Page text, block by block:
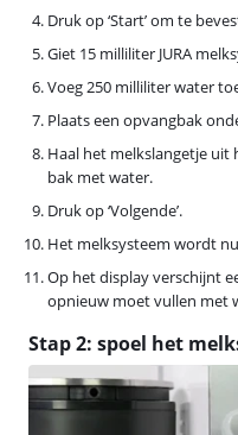
Druk op ‘Start’ om te
Giet 15 milliliter JURA
Voeg 250 milliliter water
Plaats een opvangbak
Haal het melkslangetje uit
bak met water.
Druk op ‘Volgende’.
Het melksysteem wordt
Op het display verschijnt
opnieuw moet vullen met
Stap 2: spoel het